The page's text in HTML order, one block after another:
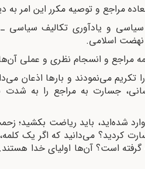
و یادآوری تکالیف سیاسی ـ
اسلامی.
را تکریم می‌نمودند و بارها
جسارت به مراجع را به شدت
شده‌اید، باید ریاضت بکشید؛
کردید؟ می‌دانید که اگر یک
است؟ آن‌ها اولیای خدا